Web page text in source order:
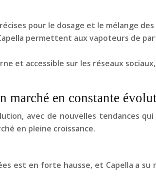
pour le dosage et le mélange
permettent aux vapoteurs de
et accessible sur les réseaux
marché en constante
avec de nouvelles tendances
en pleine croissance.
est en forte hausse, et Capella a